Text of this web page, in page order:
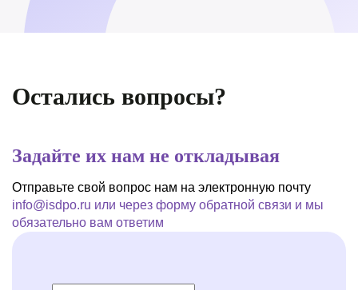
Остались вопросы?
Задайте их нам не откладывая
Отправьте свой вопрос нам на электронную почту
info@isdpo.ru или через форму обратной связи и мы
обязательно вам ответим